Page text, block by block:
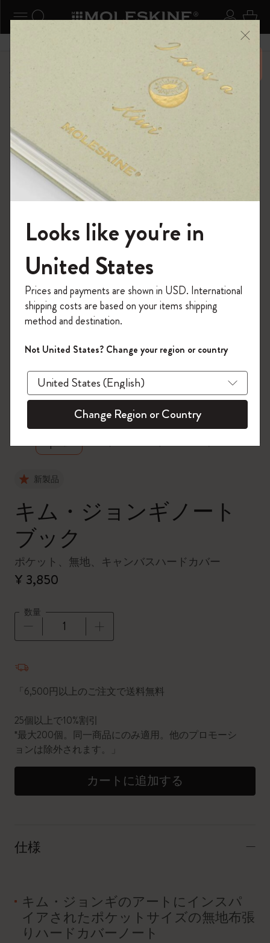
ナビゲーションの切替 ログ
検索 (キーワードなど) カ
6,500円以上のご購入で送料無料 メニ
ーを閉じる
ショップ
キム・ジョンギコレクション
zoom.cta
新製品
キム・ジョンギノート
ブック
ポケット、無地、キャンバスハードカバー
¥ 3,850
数量
「6,500円以上のご注文で送料無料
25個以上で10%割引
*最大200個。同一商品にのみ適用。他のプロモーシ
ョンは除外されます。」
カートに追加する
仕様
キム・ジョンギのアートにインスパ
イアされたポケットサイズの無地布張
りハードカバーノート
モレスキンの世界へようこそ
「WELCOME10」を入力すると、初回注
文が10%オフ＋送料無料になります。セ
ール・アウトレット品は適用外。
Moleskineアカウントを作成して限定オフ
ァーや会員特典、さらに多くのインスピ
レーションを手に入れましょう。
今すぐ会員登録 !
Looks like you're in
United States
Prices and payments are shown in USD. International
shipping costs are based on your items shipping
method and destination.
Not United States? Change your region or country
Change Region or Country